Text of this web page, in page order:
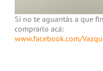
Si no te aguantás a que
comprarlo acá:
www.facebook.com/